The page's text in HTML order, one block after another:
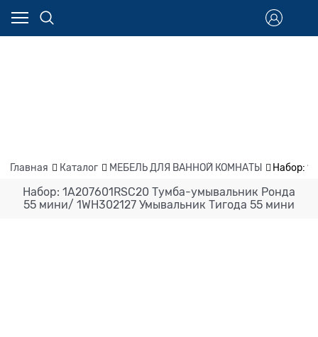
Главная Каталог МЕБЕЛЬ ДЛЯ ВАННОЙ КОМНАТЫ Набор:
Набор: 1A207601RSC20 Тумба-умывальник Ронда
55 мини/ 1WH302127 Умывальник Тигода 55 мини